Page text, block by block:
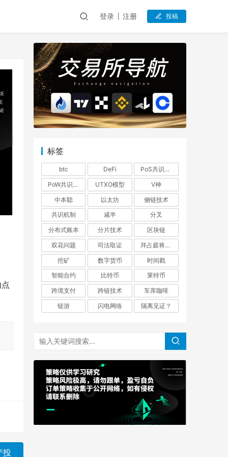
登录 注册 投稿
投
标签
btc DeFi
PoS共识机制
PoW共识机制
UTXO模型
V神
中本聪
以太坊
侧链技术
共识机制
减半
分叉
分布式账本
分片技术
区块链
双花问题
司法取证
拜占庭将军问题
挖矿
数字货币
时间戳
智能合约
比特币
莱特币
跨境支付
跨链技术
车库咖啡
链游
闪电网络 隔离见证？